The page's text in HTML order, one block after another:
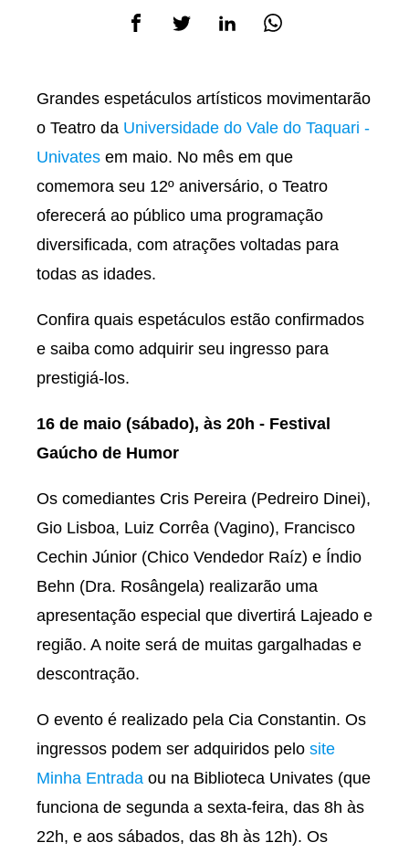
Grandes espetáculos artísticos movimentarão
o Teatro da Universidade do Vale do Taquari -
Univates em maio. No mês em que
comemora seu 12º aniversário, o Teatro
oferecerá ao público uma programação
diversificada, com atrações voltadas para
todas as idades.
Confira quais espetáculos estão confirmados
e saiba como adquirir seu ingresso para
prestigiá-los.
16 de maio (sábado), às 20h - Festival
Gaúcho de Humor
Os comediantes Cris Pereira (Pedreiro Dinei),
Gio Lisboa, Luiz Corrêa (Vagino), Francisco
Cechin Júnior (Chico Vendedor Raíz) e Índio
Behn (Dra. Rosângela) realizarão uma
apresentação especial que divertirá Lajeado e
região. A noite será de muitas gargalhadas e
descontração.
O evento é realizado pela Cia Constantin. Os
ingressos podem ser adquiridos pelo site
Minha Entrada ou na Biblioteca Univates (que
funciona de segunda a sexta-feira, das 8h às
22h, e aos sábados, das 8h às 12h). Os